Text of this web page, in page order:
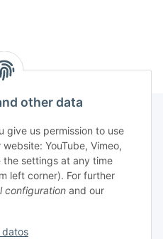
other data
give us permission to use
YouTube, Vimeo,
the settings at any time
left corner). For further
configuration and our
datos